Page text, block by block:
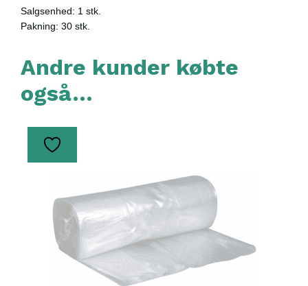
Salgsenhed: 1 stk.
Pakning: 30 stk.
Andre kunder købte
også…